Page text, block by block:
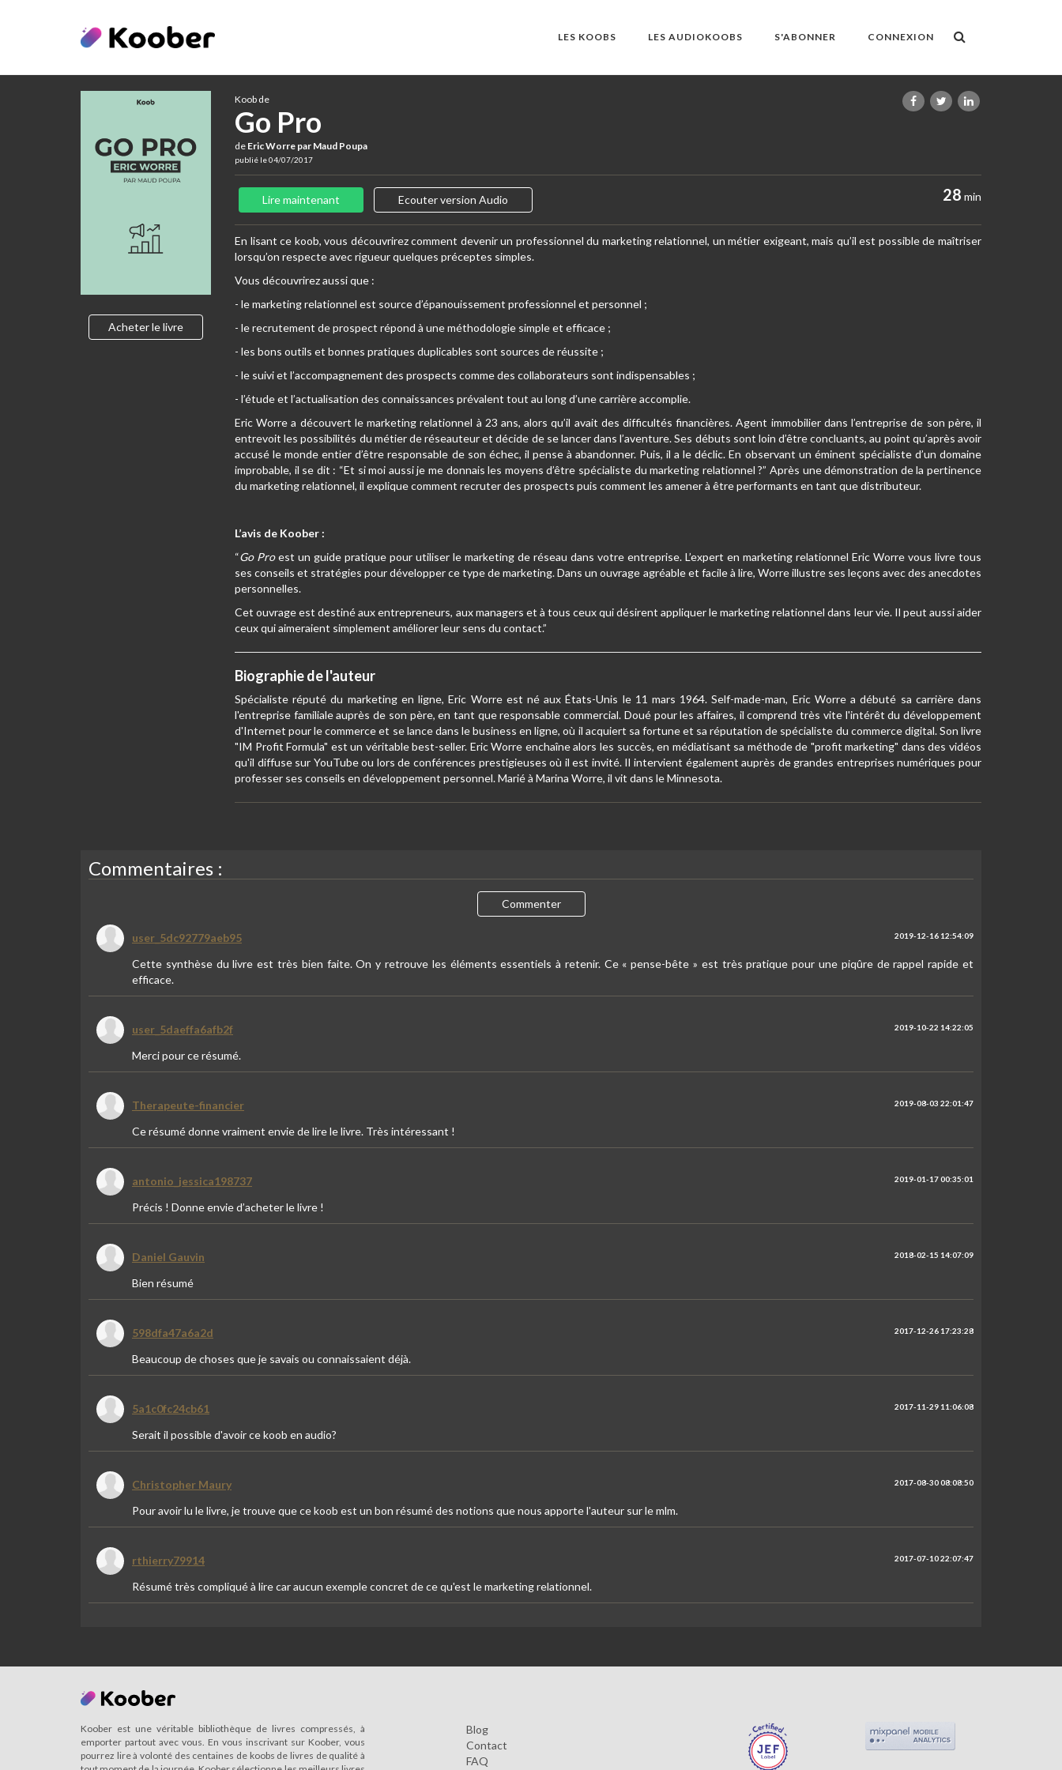
LES KOOBS LES AUDIOKOOBS S'ABONNER CONNEXION
Acheter le livre
Koob de
Go Pro
de Eric Worre par Maud Poupa
publié le 04/07/2017
28 min
Lire maintenant Ecouter version Audio
En lisant ce koob, vous découvrirez comment devenir un professionnel du marketing relationnel, un métier exigeant, mais qu’il est possible de maîtriser
lorsqu’on respecte avec rigueur quelques préceptes simples.
Vous découvrirez aussi que :
- le marketing relationnel est source d’épanouissement professionnel et personnel ;
- le recrutement de prospect répond à une méthodologie simple et efficace ;
- les bons outils et bonnes pratiques duplicables sont sources de réussite ;
- le suivi et l’accompagnement des prospects comme des collaborateurs sont indispensables ;
- l’étude et l’actualisation des connaissances prévalent tout au long d’une carrière accomplie.
Eric Worre a découvert le marketing relationnel à 23 ans, alors qu’il avait des difficultés financières. Agent immobilier dans l’entreprise de son père, il
entrevoit les possibilités du métier de réseauteur et décide de se lancer dans l’aventure. Ses débuts sont loin d’être concluants, au point qu’après avoir
accusé le monde entier d’être responsable de son échec, il pense à abandonner. Puis, il a le déclic. En observant un éminent spécialiste d’un domaine
improbable, il se dit : “Et si moi aussi je me donnais les moyens d’être spécialiste du marketing relationnel ?” Après une démonstration de la pertinence
du marketing relationnel, il explique comment recruter des prospects puis comment les amener à être performants en tant que distributeur.
L’avis de Koober :
“Go Proest un guide pratique pour utiliser le marketing de réseau dans votre entreprise. L’expert en marketing relationnel Eric Worre vous livre tous
ses conseils et stratégies pour développer ce type de marketing. Dans un ouvrage agréable et facile à lire, Worre illustre ses leçons avec des anecdotes
personnelles.
Cet ouvrage est destiné aux entrepreneurs, aux managers et à tous ceux qui désirent appliquer le marketing relationnel dans leur vie. Il peut aussi aider
ceux qui aimeraient simplement améliorer leur sens du contact.”
Biographie de l'auteur
Spécialiste réputé du marketing en ligne, Eric Worre est né aux États-Unis le 11 mars 1964. Self-made-man, Eric Worre a débuté sa carrière dans
l'entreprise familiale auprès de son père, en tant que responsable commercial. Doué pour les affaires, il comprend très vite l'intérêt du développement
d'Internet pour le commerce et se lance dans le business en ligne, où il acquiert sa fortune et sa réputation de spécialiste du commerce digital. Son livre
"IM Profit Formula" est un véritable best-seller. Eric Worre enchaîne alors les succès, en médiatisant sa méthode de "profit marketing" dans des vidéos
qu'il diffuse sur YouTube ou lors de conférences prestigieuses où il est invité. Il intervient également auprès de grandes entreprises numériques pour
professer ses conseils en développement personnel. Marié à Marina Worre, il vit dans le Minnesota.
Commentaires :
Commenter
user_5dc92779aeb95 2019-12-16 12:54:09
Cette synthèse du livre est très bien faite. On y retrouve les éléments essentiels à retenir. Ce « pense-bête » est très pratique pour une piqûre de rappel rapide et
efficace.
user_5daeffa6afb2f 2019-10-22 14:22:05
Merci pour ce résumé.
Therapeute-financier 2019-08-03 22:01:47
Ce résumé donne vraiment envie de lire le livre. Très intéressant !
antonio_jessica198737 2019-01-17 00:35:01
Précis ! Donne envie d’acheter le livre !
Daniel Gauvin 2018-02-15 14:07:09
Bien résumé
598dfa47a6a2d 2017-12-26 17:23:28
Beaucoup de choses que je savais ou connaissaient déjà.
5a1c0fc24cb61 2017-11-29 11:06:08
Serait il possible d'avoir ce koob en audio?
Christopher Maury 2017-08-30 08:08:50
Pour avoir lu le livre, je trouve que ce koob est un bon résumé des notions que nous apporte l'auteur sur le mlm.
rthierry79914 2017-07-10 22:07:47
Résumé très compliqué à lire car aucun exemple concret de ce qu'est le marketing relationnel.
Koober est une véritable bibliothèque de livres compressés, à
emporter partout avec vous. En vous inscrivant sur Koober, vous
pourrez lire à volonté des centaines de koobs de livres de qualité à
Blog
Contact
FAQ